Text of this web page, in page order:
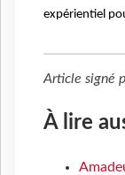
expérientiel
Article signé
À lire